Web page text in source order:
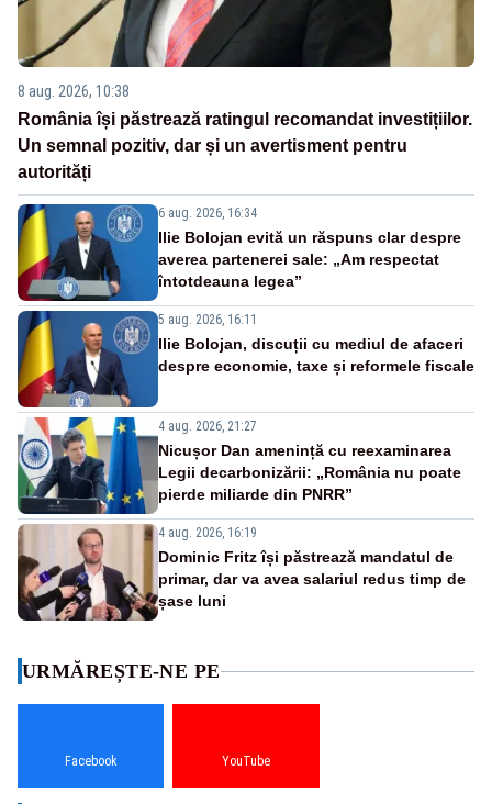
8 aug. 2026, 10:38
România își păstrează ratingul recomandat investițiilor.
Un semnal pozitiv, dar și un avertisment pentru
autorități
6 aug. 2026, 16:34
Ilie Bolojan evită un răspuns clar despre
averea partenerei sale: „Am respectat
întotdeauna legea”
5 aug. 2026, 16:11
Ilie Bolojan, discuții cu mediul de afaceri
despre economie, taxe și reformele fiscale
4 aug. 2026, 21:27
Nicușor Dan amenință cu reexaminarea
Legii decarbonizării: „România nu poate
pierde miliarde din PNRR”
4 aug. 2026, 16:19
Dominic Fritz își păstrează mandatul de
primar, dar va avea salariul redus timp de
șase luni
URMĂREȘTE-NE PE
Facebook YouTube